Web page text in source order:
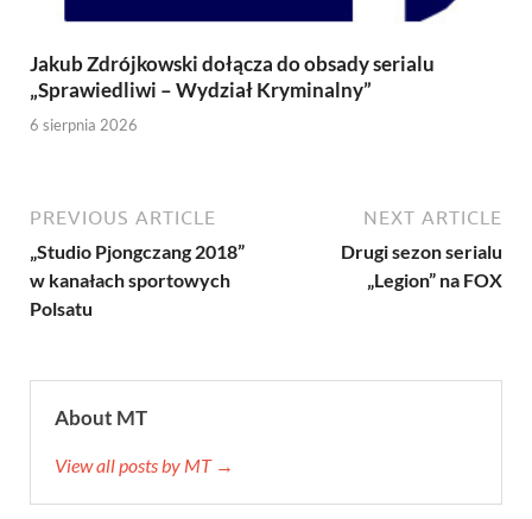
Jakub Zdrójkowski dołącza do obsady serialu
„Sprawiedliwi – Wydział Kryminalny”
6 sierpnia 2026
PREVIOUS ARTICLE
„Studio Pjongczang 2018”
w kanałach sportowych
Polsatu
NEXT ARTICLE
Drugi sezon serialu
„Legion” na FOX
About MT
View all posts by MT →